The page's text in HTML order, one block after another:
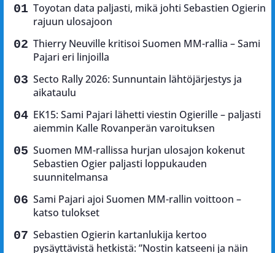
Toyotan data paljasti, mikä johti Sebastien Ogierin
rajuun ulosajoon
Thierry Neuville kritisoi Suomen MM-rallia – Sami
Pajari eri linjoilla
Secto Rally 2026: Sunnuntain lähtöjärjestys ja
aikataulu
EK15: Sami Pajari lähetti viestin Ogierille – paljasti
aiemmin Kalle Rovanperän varoituksen
Suomen MM-rallissa hurjan ulosajon kokenut
Sebastien Ogier paljasti loppukauden
suunnitelmansa
Sami Pajari ajoi Suomen MM-rallin voittoon –
katso tulokset
Sebastien Ogierin kartanlukija kertoo
pysäyttävistä hetkistä: ”Nostin katseeni ja näin